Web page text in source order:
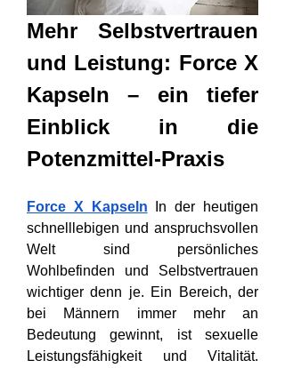
Mehr Selbstvertrauen
und Leistung: Force X
Kapseln – ein tiefer
Einblick in die
Potenzmittel-Praxis
Force X Kapseln In der heutigen
schnelllebigen und anspruchsvollen
Welt sind persönliches
Wohlbefinden und Selbstvertrauen
wichtiger denn je. Ein Bereich, der
bei Männern immer mehr an
Bedeutung gewinnt, ist sexuelle
Leistungsfähigkeit und Vitalität.